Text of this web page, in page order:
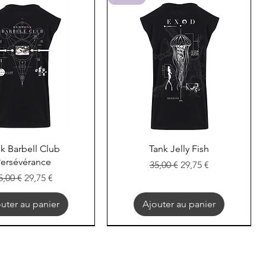
rapide
Barbell Club
original
€ Prix promotionnel
29,75 €
au panier
Aperçu rapide
Tank Jelly Fish
Prix original
35,00 € Prix promotionnel
29,75 €
Ajouter au panier